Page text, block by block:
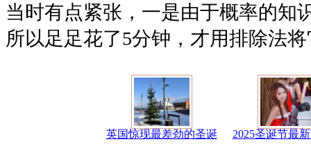
当时有点紧张，一是由于概率的知
所以足足花了5分钟，才用排除法
英国惊现最差劲的圣诞 2025圣诞节最